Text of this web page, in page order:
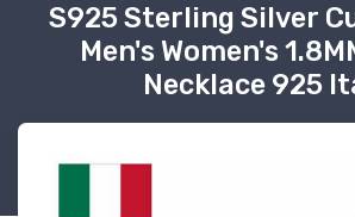
S925 Sterling Silver
Men's Women's
Necklace 925